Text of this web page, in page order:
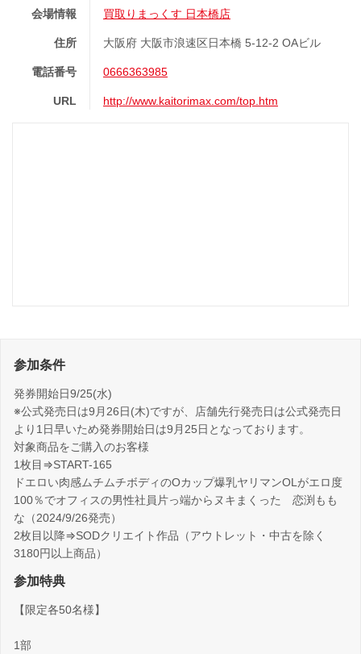
会場情報 買取りまっくす 日本橋店
住所 大阪府 大阪市浪速区日本橋 5-12-2 OAビル
電話番号 0666363985
URL http://www.kaitorimax.com/top.htm
参加条件
発券開始日9/25(水)
※公式発売日は9月26日(木)ですが、店舗先行発売日は公式発売日
より1日早いため発券開始日は9月25日となっております。
対象商品をご購入のお客様
1枚目⇒START-165
ドエロい肉感ムチムチボディのOカップ爆乳ヤリマンOLがエロ度
100％でオフィスの男性社員片っ端からヌキまくった 恋渕もも
な（2024/9/26発売）
2枚目以降⇒SODクリエイト作品（アウトレット・中古を除く
3180円以上商品）
参加特典
【限定各50名様】
1部